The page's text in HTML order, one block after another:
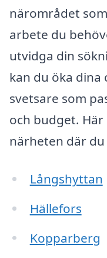
närområdet
arbete du
utvidga din
kan du öka
svetsare som
och budget.
närheten där
Långshyttan
Hällefors
Kopparberg